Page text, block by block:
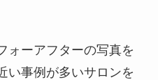
ォーアフターの写真を
い事例が多いサロンを